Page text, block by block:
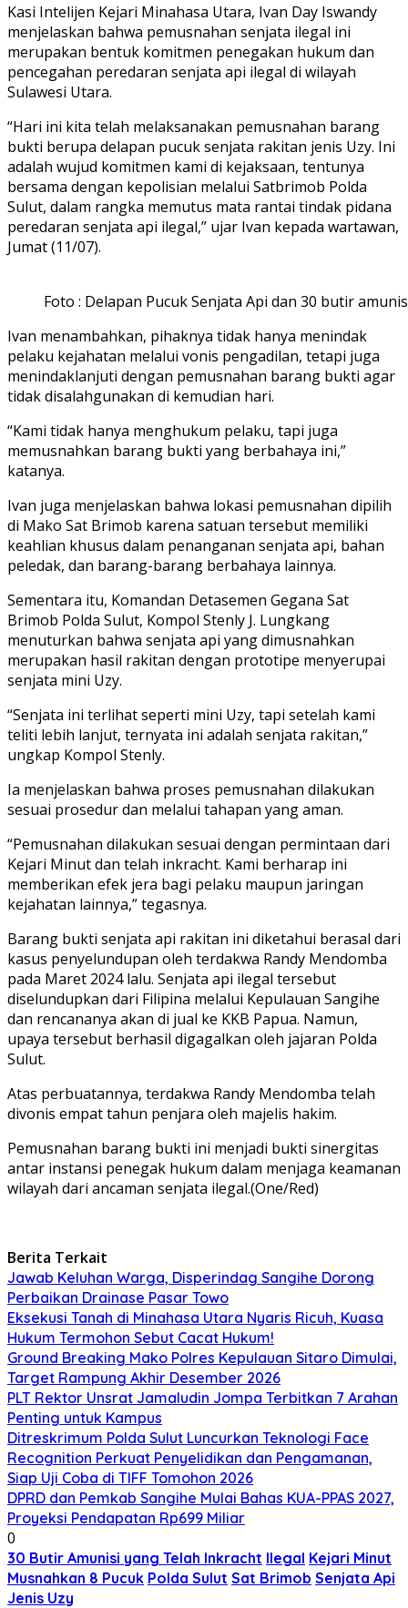
Kasi Intelijen Kejari Minahasa Utara, Ivan Day Iswandy
menjelaskan bahwa pemusnahan senjata ilegal ini
merupakan bentuk komitmen penegakan hukum dan
pencegahan peredaran senjata api ilegal di wilayah
Sulawesi Utara.
“Hari ini kita telah melaksanakan pemusnahan barang
bukti berupa delapan pucuk senjata rakitan jenis Uzy. Ini
adalah wujud komitmen kami di kejaksaan, tentunya
bersama dengan kepolisian melalui Satbrimob Polda
Sulut, dalam rangka memutus mata rantai tindak pidana
peredaran senjata api ilegal,” ujar Ivan kepada wartawan,
Jumat (11/07).
Foto : Delapan Pucuk Senjata Api dan 30 butir
Ivan menambahkan, pihaknya tidak hanya menindak
pelaku kejahatan melalui vonis pengadilan, tetapi juga
menindaklanjuti dengan pemusnahan barang bukti agar
tidak disalahgunakan di kemudian hari.
“Kami tidak hanya menghukum pelaku, tapi juga
memusnahkan barang bukti yang berbahaya ini,”
katanya.
Ivan juga menjelaskan bahwa lokasi pemusnahan dipilih
di Mako Sat Brimob karena satuan tersebut memiliki
keahlian khusus dalam penanganan senjata api, bahan
peledak, dan barang-barang berbahaya lainnya.
Sementara itu, Komandan Detasemen Gegana Sat
Brimob Polda Sulut, Kompol Stenly J. Lungkang
menuturkan bahwa senjata api yang dimusnahkan
merupakan hasil rakitan dengan prototipe menyerupai
senjata mini Uzy.
“Senjata ini terlihat seperti mini Uzy, tapi setelah kami
teliti lebih lanjut, ternyata ini adalah senjata rakitan,”
ungkap Kompol Stenly.
Ia menjelaskan bahwa proses pemusnahan dilakukan
sesuai prosedur dan melalui tahapan yang aman.
“Pemusnahan dilakukan sesuai dengan permintaan dari
Kejari Minut dan telah inkracht. Kami berharap ini
memberikan efek jera bagi pelaku maupun jaringan
kejahatan lainnya,” tegasnya.
Barang bukti senjata api rakitan ini diketahui berasal dari
kasus penyelundupan oleh terdakwa Randy Mendomba
pada Maret 2024 lalu. Senjata api ilegal tersebut
diselundupkan dari Filipina melalui Kepulauan Sangihe
dan rencananya akan di jual ke KKB Papua. Namun,
upaya tersebut berhasil digagalkan oleh jajaran Polda
Sulut.
Atas perbuatannya, terdakwa Randy Mendomba telah
divonis empat tahun penjara oleh majelis hakim.
Pemusnahan barang bukti ini menjadi bukti sinergitas
antar instansi penegak hukum dalam menjaga keamanan
wilayah dari ancaman senjata ilegal.(One/Red)
Berita Terkait
Jawab Keluhan Warga, Disperindag Sangihe Dorong
Perbaikan Drainase Pasar Towo
Eksekusi Tanah di Minahasa Utara Nyaris Ricuh, Kuasa
Hukum Termohon Sebut Cacat Hukum!
Ground Breaking Mako Polres Kepulauan Sitaro Dimulai,
Target Rampung Akhir Desember 2026
​PLT Rektor Unsrat Jamaludin Jompa Terbitkan 7 Arahan
Penting untuk Kampus
Ditreskrimum Polda Sulut Luncurkan Teknologi Face
Recognition Perkuat Penyelidikan dan Pengamanan,
Siap Uji Coba di TIFF Tomohon 2026
DPRD dan Pemkab Sangihe Mulai Bahas KUA-PPAS 2027,
Proyeksi Pendapatan Rp699 Miliar
0
30 Butir Amunisi yang Telah Inkracht Ilegal Kejari Minut
Musnahkan 8 Pucuk Polda Sulut Sat Brimob Senjata Api
Jenis Uzy